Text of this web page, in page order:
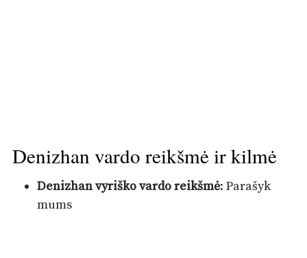
Denizhan vardo reikšmė ir kilmė
Denizhan vyriško vardo reikšmė: Parašyk
mums